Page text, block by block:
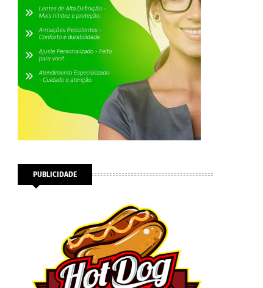
PUBLICIDADE